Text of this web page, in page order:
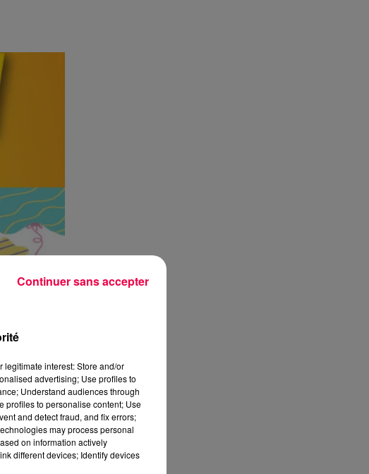
interest: Store and/or
advertising; Use profiles to
Understand audiences through
profiles to personalise content; Use
and detect fraud, and fix errors;
may process personal
on information actively
different devices; Identify devices
Continuer sans accepter